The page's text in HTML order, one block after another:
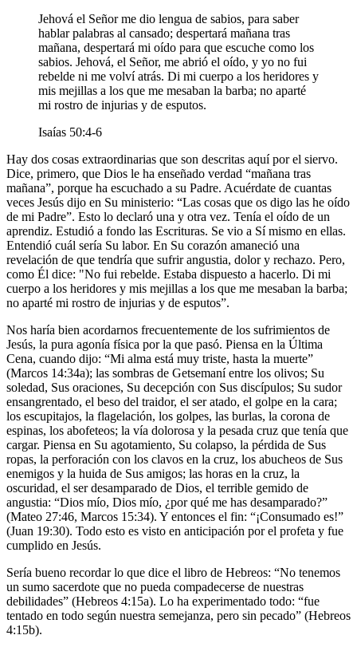
Jehová el Señor me dio lengua de sabios, para saber
hablar palabras al cansado; despertará mañana tras
mañana, despertará mi oído para que escuche como los
sabios. Jehová, el Señor, me abrió el oído, y yo no fui
rebelde ni me volví atrás. Di mi cuerpo a los heridores y
mis mejillas a los que me mesaban la barba; no aparté
mi rostro de injurias y de esputos.
Isaías 50:4-6
Hay dos cosas extraordinarias que son descritas aquí por el siervo.
Dice, primero, que Dios le ha enseñado verdad “mañana tras
mañana”, porque ha escuchado a su Padre. Acuérdate de cuantas
veces Jesús dijo en Su ministerio: “Las cosas que os digo las he oído
de mi Padre”. Esto lo declaró una y otra vez. Tenía el oído de un
aprendiz. Estudió a fondo las Escrituras. Se vio a Sí mismo en ellas.
Entendió cuál sería Su labor. En Su corazón amaneció una
revelación de que tendría que sufrir angustia, dolor y rechazo. Pero,
como Él dice: "No fui rebelde. Estaba dispuesto a hacerlo. Di mi
cuerpo a los heridores y mis mejillas a los que me mesaban la barba;
no aparté mi rostro de injurias y de esputos”.
Nos haría bien acordarnos frecuentemente de los sufrimientos de
Jesús, la pura agonía física por la que pasó. Piensa en la Última
Cena, cuando dijo: “Mi alma está muy triste, hasta la muerte”
(Marcos 14:34a); las sombras de Getsemaní entre los olivos; Su
soledad, Sus oraciones, Su decepción con Sus discípulos; Su sudor
ensangrentado, el beso del traidor, el ser atado, el golpe en la cara;
los escupitajos, la flagelación, los golpes, las burlas, la corona de
espinas, los abofeteos; la vía dolorosa y la pesada cruz que tenía que
cargar. Piensa en Su agotamiento, Su colapso, la pérdida de Sus
ropas, la perforación con los clavos en la cruz, los abucheos de Sus
enemigos y la huida de Sus amigos; las horas en la cruz, la
oscuridad, el ser desamparado de Dios, el terrible gemido de
angustia: “Dios mío, Dios mío, ¿por qué me has desamparado?”
(Mateo 27:46, Marcos 15:34). Y entonces el fin: “¡Consumado es!”
(Juan 19:30). Todo esto es visto en anticipación por el profeta y fue
cumplido en Jesús.
Sería bueno recordar lo que dice el libro de Hebreos: “No tenemos
un sumo sacerdote que no pueda compadecerse de nuestras
debilidades” (Hebreos 4:15a). Lo ha experimentado todo: “fue
tentado en todo según nuestra semejanza, pero sin pecado” (Hebreos
4:15b).